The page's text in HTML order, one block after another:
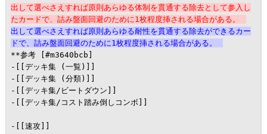
出して選べさえすれば原則あらゆる体制を貫通する除去として参入し
たカードで、詰み盤面回避のために1枚程度挿される場合がある。
出して選べさえすれば原則あらゆる耐性を貫通する除去ができるカー
ドで、詰み盤面回避のために1枚程度挿される場合がある。
**参考 [#m3640bcb]
-[[デッキ集 (一覧)]]
-[[デッキ集 (分類)]]
-[[デッキ集/ビートダウン]]
-[[デッキ集/コスト踏み倒しコンボ]]
-[[速攻]]